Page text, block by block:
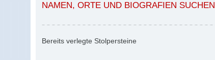
NAMEN, ORTE UND BIOGRAFIEN SUCHEN
Bereits verlegte Stolpersteine